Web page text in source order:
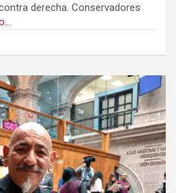
derecha. Conservadores